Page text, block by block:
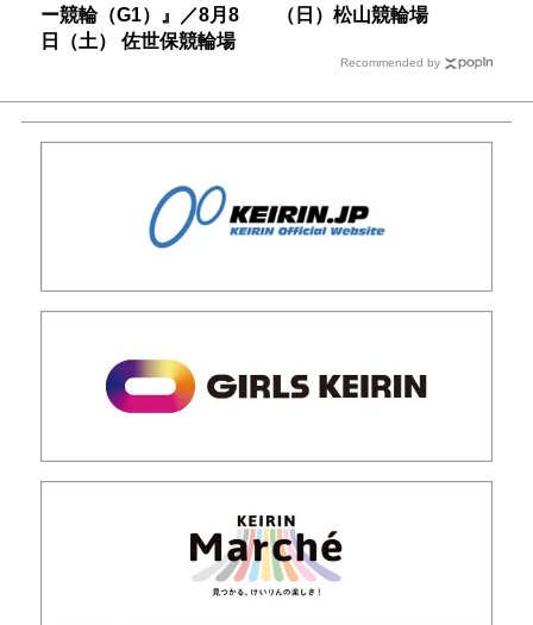
ー競輪（G1）』／8月8
日（土） 佐世保競輪場
（日）松山競輪場
Recommended by